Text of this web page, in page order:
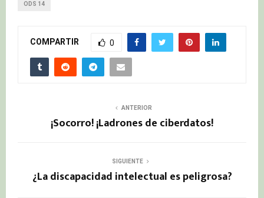
ODS 14
COMPARTIR 0
ANTERIOR
¡Socorro! ¡Ladrones de ciberdatos!
SIGUIENTE
¿La discapacidad intelectual es peligrosa?